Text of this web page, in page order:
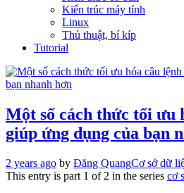
Kiến trúc máy tính
Linux
Thủ thuật, bí kíp
Tutorial
Một số cách thức tối ưu
giúp ứng dụng của bạn
2 years ago by Đăng QuangCơ sở dữ
This entry is part 1 of 2 in the series cơ